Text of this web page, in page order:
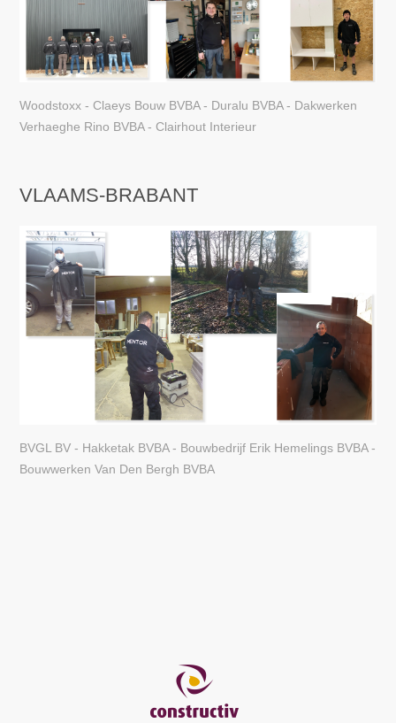
Woodstoxx - Claeys Bouw BVBA - Duralu BVBA - Dakwerken
Verhaeghe Rino BVBA - Clairhout Interieur
VLAAMS-BRABANT
BVGL BV - Hakketak BVBA - Bouwbedrijf Erik Hemelings BVBA -
Bouwwerken Van Den Bergh BVBA